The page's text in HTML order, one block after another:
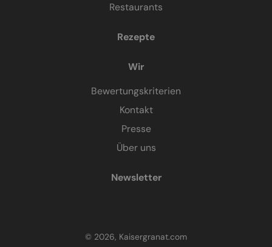
Restaurants
Rezepte
Wir
Bewertungskriterien
Kontakt
Presse
Über uns
Newsletter
© 2026, Kaisergranat.com